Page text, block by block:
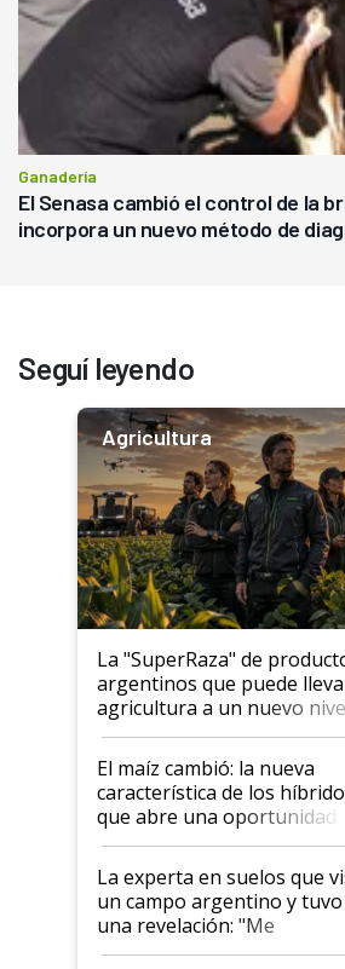
Ganadería
El Senasa cambió el control de la
incorpora un nuevo método de
Seguí leyendo
Agricultura
La "SuperRaza" de
argentinos que puede
agricultura a un nuevo
posibilidades de
infinitas"
El maíz cambió: la nueva
característica de los
que abre una oportunidad
el lote
La experta en suelos que
un campo argentino y tuvo
una revelación: "Me
impresionó mucho"